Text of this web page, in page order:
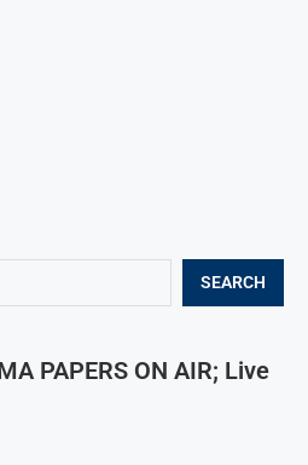
SEARCH
PAPERS ON AIR; Live